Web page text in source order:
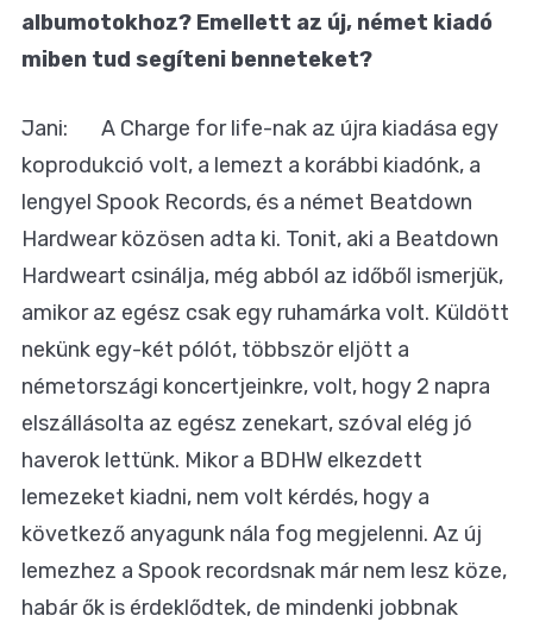
albumotokhoz? Emellett az új, német kiadó
miben tud segíteni benneteket?
Jani: A Charge for life-nak az újra kiadása egy
koprodukció volt, a lemezt a korábbi kiadónk, a
lengyel Spook Records, és a német Beatdown
Hardwear közösen adta ki. Tonit, aki a Beatdown
Hardweart csinálja, még abból az időből ismerjük,
amikor az egész csak egy ruhamárka volt. Küldött
nekünk egy-két pólót, többször eljött a
németországi koncertjeinkre, volt, hogy 2 napra
elszállásolta az egész zenekart, szóval elég jó
haverok lettünk. Mikor a BDHW elkezdett
lemezeket kiadni, nem volt kérdés, hogy a
következő anyagunk nála fog megjelenni. Az új
lemezhez a Spook recordsnak már nem lesz köze,
habár ők is érdeklődtek, de mindenki jobbnak